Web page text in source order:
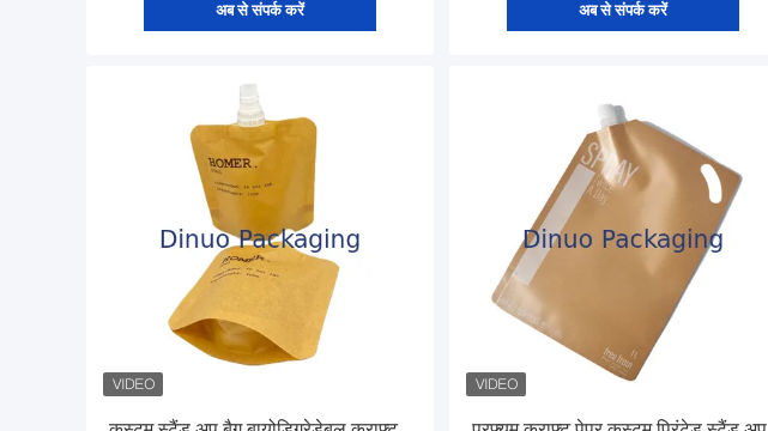
अब से संपर्क करें अब से संपर्क करें